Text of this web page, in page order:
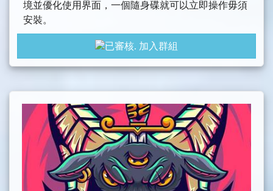
境並優化使用界面，一個隨身碟就可以立即操作毋須
安裝。
加入群組